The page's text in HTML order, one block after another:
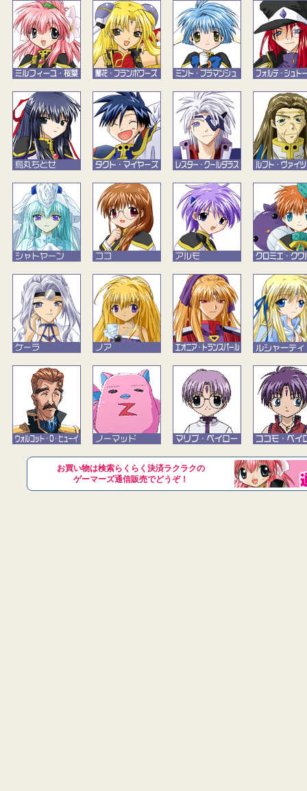
お買い物は検索らくらく決済ラクラクの
ゲーマーズ通信販売でどうぞ！